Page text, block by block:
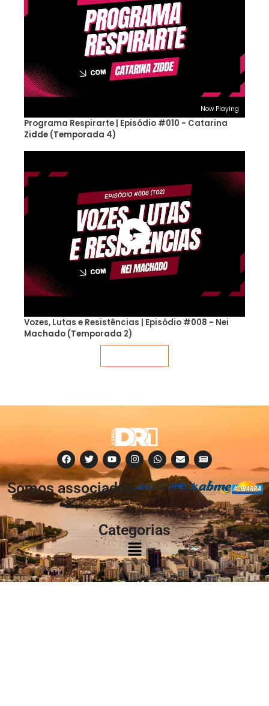
Now Playing
Programa Respirarte | Episódio #010 - Catarina
Zidde (Temporada 4)
Vozes, Lutas e Resistências | Episódio #008 - Nei
Machado (Temporada 2)
Somos associados
à:
Categorias